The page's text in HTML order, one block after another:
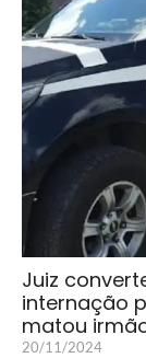
Juiz
internação
matou
20/11/2024